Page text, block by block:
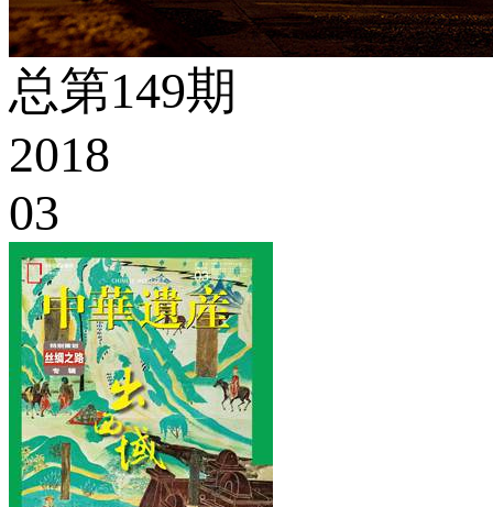
总第149期
2018
03